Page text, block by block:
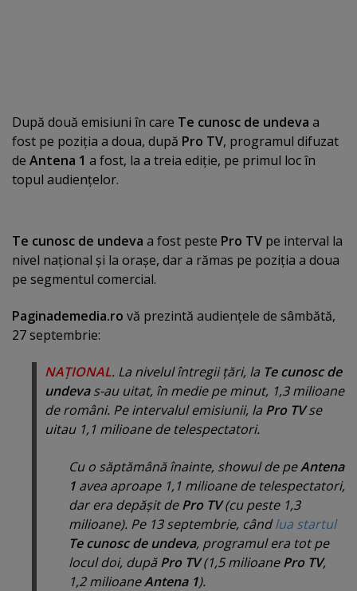
După două emisiuni în care Te cunosc de undeva a
fost pe poziţia a doua, după Pro TV, programul difuzat
de Antena 1 a fost, la a treia ediţie, pe primul loc în
topul audienţelor.
Te cunosc de undeva a fost peste Pro TV pe interval la
nivel naţional şi la oraşe, dar a rămas pe poziţia a doua
pe segmentul comercial.
Paginademedia.ro vă prezintă audienţele de sâmbătă,
27 septembrie:
NAŢIONAL. La nivelul întregii ţări, la Te cunosc de
undevas-au uitat, în medie pe minut, 1,3 milioane
de români. Pe intervalul emisiunii, la Pro TVse
uitau 1,1 milioane de telespectatori.
Cu o săptămână înainte, showul de peAntena
1 avea aproape 1,1 milioane de telespectatori,
dar era depăşit dePro TV(cu peste 1,3
milioane). Pe 13 septembrie, cândlua startul
Te cunosc de undeva, programul era tot pe
locul doi, dupăPro TV(1,5 milioanePro TV,
1,2 milioaneAntena 1).